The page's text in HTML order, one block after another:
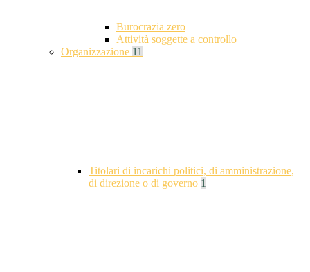
Burocrazia zero
Attività soggette a controllo
Organizzazione 11
Titolari di incarichi politici, di amministrazione,
di direzione o di governo 1